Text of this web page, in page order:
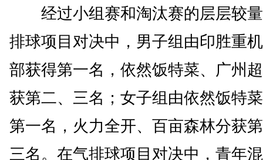
经过小组赛和淘汰赛的层层较
排球项目对决中，男子组由印胜重
部获得第一名，依然饭特菜、广州
获第二、三名；女子组由依然饭特
第一名，火力全开、百亩森林分获
三名。在气排球项目对决中，青年